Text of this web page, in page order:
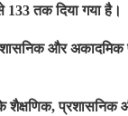
133तक दिया गया है।
और अकादमिक
शैक्षणिक,प्रशासनिक